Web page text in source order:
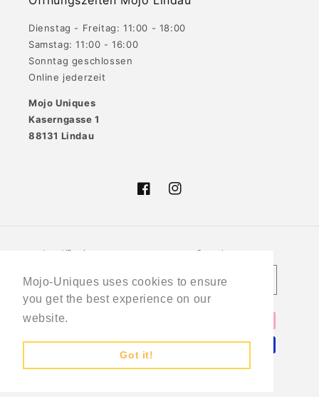
Mojo-Uniques uses cookies to ensure
you get the best experience on our
website.
Got it!
Dienstag - Freitag: 11:00 - 18:00
Samstag: 11:00 - 16:00
Sonntag geschlossen
Online jederzeit
Mojo Uniques
Kaserngasse 1
88131 Lindau
FacebookInstagram
Land/Region
Deutschland (EUR €)
Sprache
Deutsch
Zahlungsmethoden